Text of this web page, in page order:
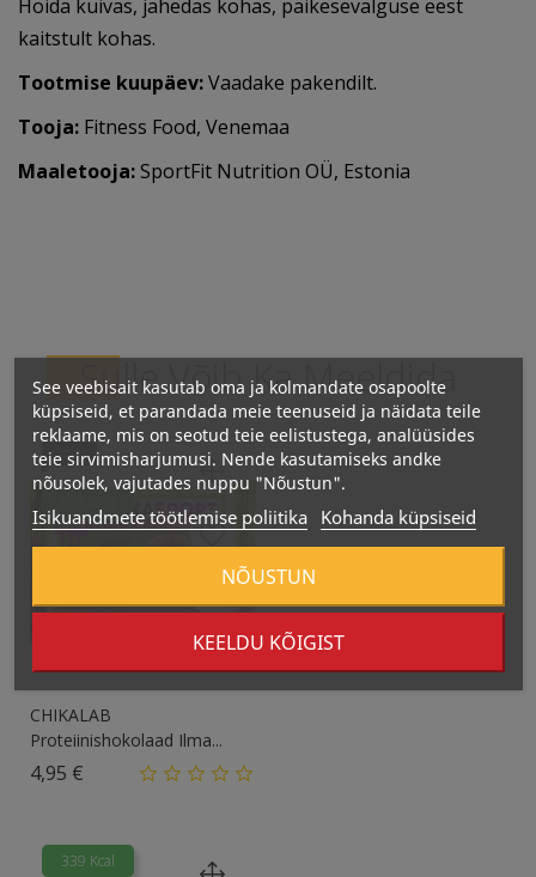
Hoida kuivas, jahedas kohas, päikesevalguse eest
kaitstult kohas.
Tootmise kuupäev:Vaadake pakendilt.
Tooja: Fitness Food, Venemaa
Maaletooja:SportFit Nutrition OÜ, Estonia
Sulle Võib Ka Meeldida
Otsas
516 Kcal
CHIKALAB
Proteiinishokolaad Ilma...
4,95 €
339 Kcal
See veebisait kasutab oma ja kolmandate osapoolte
küpsiseid, et parandada meie teenuseid ja näidata teile
reklaame, mis on seotud teie eelistustega, analüüsides
teie sirvimisharjumusi. Nende kasutamiseks andke
nõusolek, vajutades nuppu "Nõustun".
Isikuandmete töötlemise poliitika Kohanda küpsiseid
KEELDU KÕIGIST
NÕUSTUN